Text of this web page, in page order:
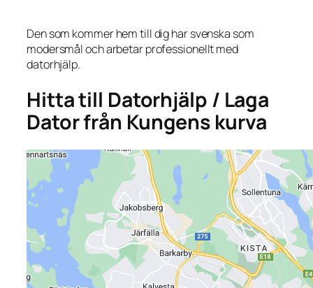
Den som kommer hem till dig har svenska som
modersmål och arbetar professionellt med
datorhjälp.
Hitta till Datorhjälp / Laga
Dator från Kungens kurva